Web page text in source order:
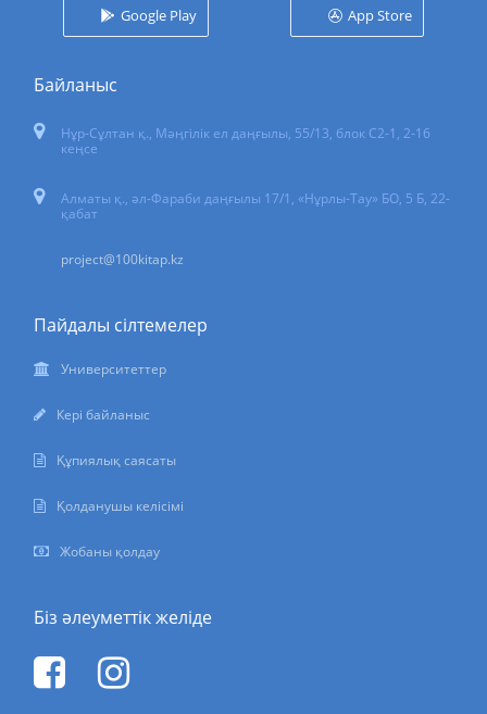
Google Play App Store
Байланыс
Нұр-Сұлтан қ., Мәңгілік ел даңғылы, 55/13, блок С2-1, 2-16
кеңсе
Алматы қ., әл-Фараби даңғылы 17/1, «Нұрлы-Тау» БО, 5 Б, 22-
қабат
project@100kitap.kz
Пайдалы сілтемелер
Университеттер
Кері байланыс
Құпиялық саясаты
Қолданушы келісімі
Жобаны қолдау
Біз әлеуметтік желіде